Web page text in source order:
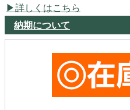
詳しくはこちら
納期について